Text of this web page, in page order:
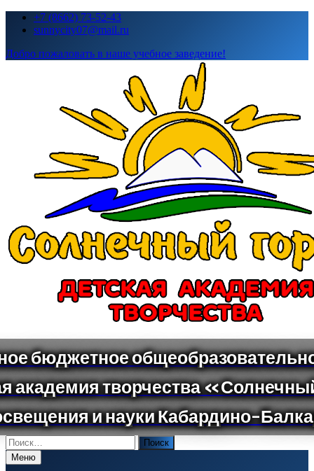
Перейти+7 (8662) 73-52-43
sunnycity07@mail.ru
Добро пожаловать в наше учебное заведение!
Поиск
по:Меню